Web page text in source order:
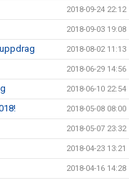
2018-09-24 22:12
2018-09-03 19:08
2018-08-02 11:13
2018-06-29 14:56
2018-06-10 22:54
2018-05-08 08:00
2018-05-07 23:32
2018-04-23 13:21
2018-04-16 14:28